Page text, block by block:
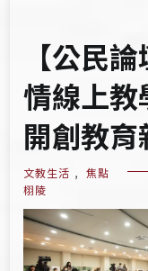
【公民
情線上教
開創教育
文教生活 , 焦點
栩陵